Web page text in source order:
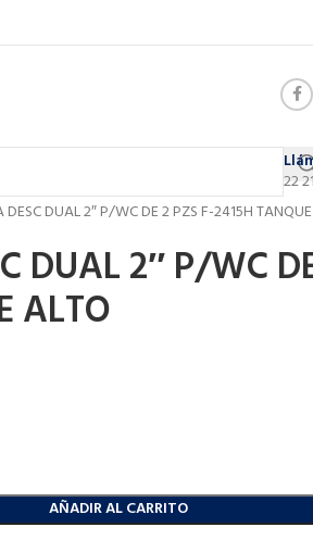
22
DUAL 2″ P/WC DE 2 PZS F-2415H
DUAL 2″ P/WC
ALTO
AÑADIR AL CARRITO